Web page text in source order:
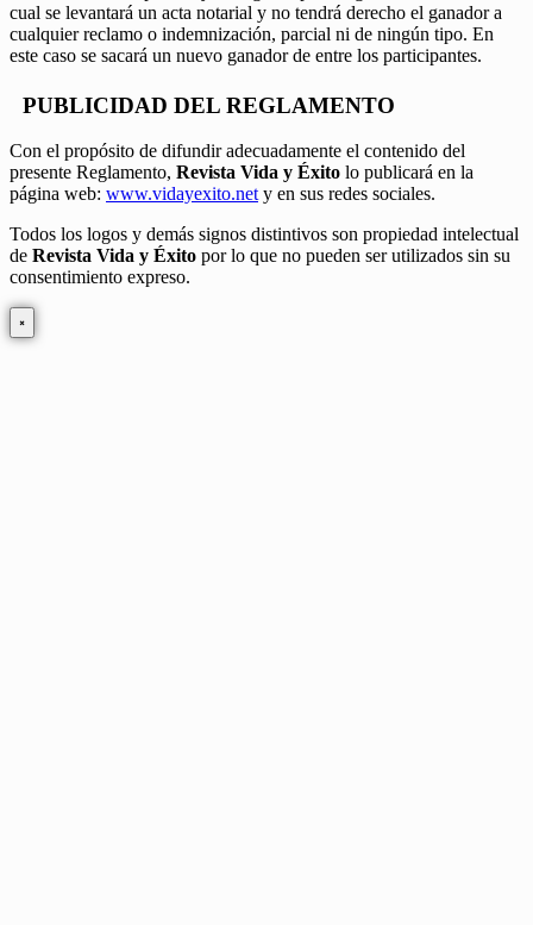
cual se levantará un acta notarial y no tendrá derecho el ganador a
cualquier reclamo o indemnización, parcial ni de ningún tipo. En
este caso se sacará un nuevo ganador de entre los participantes.
PUBLICIDAD DEL REGLAMENTO
Con el propósito de difundir adecuadamente el contenido del
presente Reglamento, Revista Vida y Éxito lo publicará en la
página web: www.vidayexito.nety en sus redes sociales.
Todos los logos y demás signos distintivos son propiedad intelectual
de Revista Vida y Éxito por lo que no pueden ser utilizados sin su
consentimiento expreso.
×